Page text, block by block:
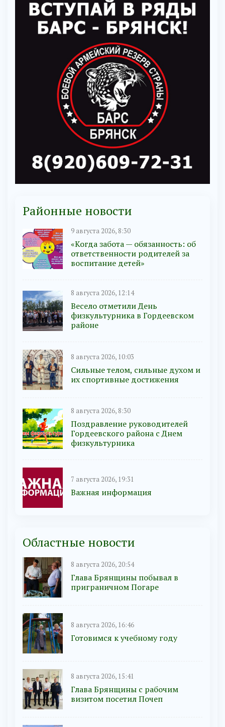
Районные новости
9 августа 2026, 8:30
«Когда забота — обязанность: об
ответственности родителей за
воспитание детей»
8 августа 2026, 12:14
Весело отметили День
физкультурника в Гордеевском
районе
8 августа 2026, 10:03
Сильные телом, сильные духом и
их спортивные достижения
8 августа 2026, 8:30
Поздравление руководителей
Гордеевского района с Днем
физкультурника
7 августа 2026, 19:31
Важная информация
Областные новости
8 августа 2026, 20:54
Глава Брянщины побывал в
приграничном Погаре
8 августа 2026, 16:46
Готовимся к учебному году
8 августа 2026, 15:41
Глава Брянщины с рабочим
визитом посетил Почеп